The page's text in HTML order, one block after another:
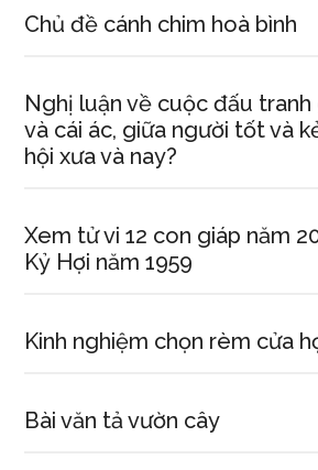
Chủ đề cánh chim hoà bình
Nghị luận về cuộc đấu tranh
và cái ác, giữa người tốt và
hội xưa và nay?
Xem tử vi 12 con giáp năm
Kỷ Hợi năm 1959
Kinh nghiệm chọn rèm cửa
Bài văn tả vườn cây